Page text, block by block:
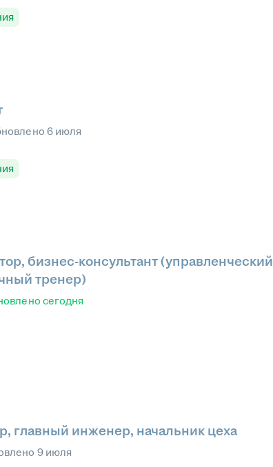
6 июля
бизнес-консультант (управленческий
тренер)
сегодня
главный инженер, начальник цеха
9 июля